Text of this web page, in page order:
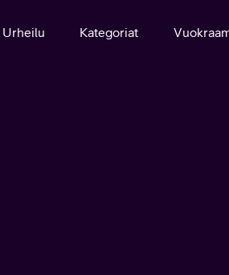
Urheilu Kategoriat